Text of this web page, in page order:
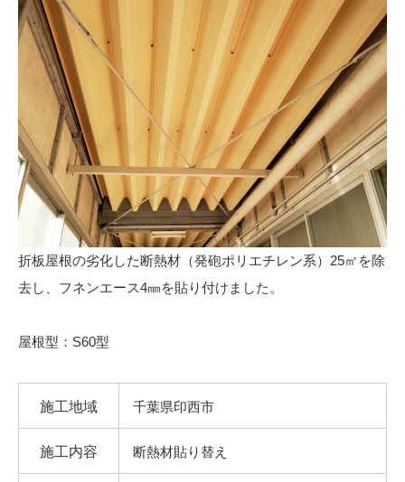
折板屋根の劣化した断熱材（発砲ポリエチレン系）25㎡を除
去し、フネンエース4㎜を貼り付けました。
屋根型：S60型
施工地域 千葉県印西市
施工内容 断熱材貼り替え